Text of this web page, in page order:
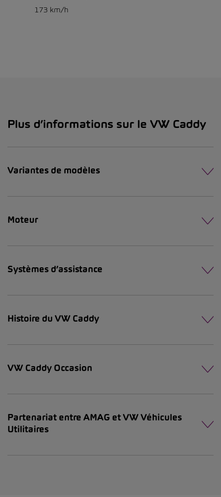
173 km/h
Plus d’informations sur le VW Caddy
Variantes de modèles
Moteur
Systèmes d’assistance
Histoire du VW Caddy
VW Caddy Occasion
Partenariat entre AMAG et VW Véhicules
Utilitaires